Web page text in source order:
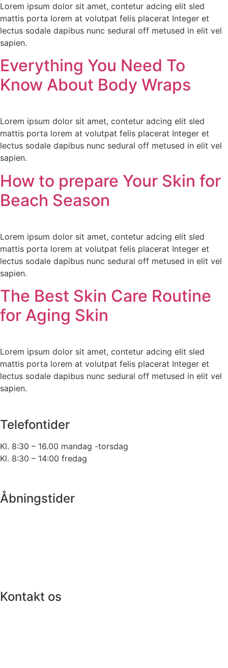
Lorem ipsum dolor sit amet, contetur adcing elit sled
mattis porta lorem at volutpat felis placerat Integer et
lectus sodale dapibus nunc sedural off metused in elit vel
sapien.
Everything You Need To
Know About Body Wraps
Lorem ipsum dolor sit amet, contetur adcing elit sled
mattis porta lorem at volutpat felis placerat Integer et
lectus sodale dapibus nunc sedural off metused in elit vel
sapien.
How to prepare Your Skin for
Beach Season
Lorem ipsum dolor sit amet, contetur adcing elit sled
mattis porta lorem at volutpat felis placerat Integer et
lectus sodale dapibus nunc sedural off metused in elit vel
sapien.
The Best Skin Care Routine
for Aging Skin
Lorem ipsum dolor sit amet, contetur adcing elit sled
mattis porta lorem at volutpat felis placerat Integer et
lectus sodale dapibus nunc sedural off metused in elit vel
sapien.
Telefontider
Kl. 8:30 – 16.00 mandag -torsdag
Kl. 8:30 – 14:00 fredag
Åbningstider
Kontakt os